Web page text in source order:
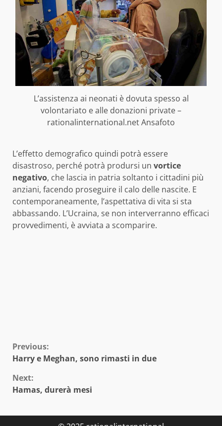
L’assistenza ai neonati è dovuta spesso al
volontariato e alle donazioni private –
rationalinternational.net Ansafoto
L’effetto demografico quindi potrà essere
disastroso, perché potrà prodursi un vortice
negativo, che lascia in patria soltanto i cittadini più
anziani, facendo proseguire il calo delle nascite. E
contemporaneamente, l’aspettativa di vita si sta
abbassando. L’Ucraina, se non interverranno efficaci
provvedimenti, è avviata a scomparire.
Continue
Reading
Previous:
Harry e Meghan, sono rimasti in due
Next:
Hamas, durerà mesi